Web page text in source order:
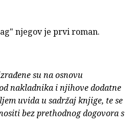
njegov je prvi roman.
su na osnovu
nakladnika i njihove dodatne
uvida u sadržaj knjige, te se
bez prethodnog dogovora s